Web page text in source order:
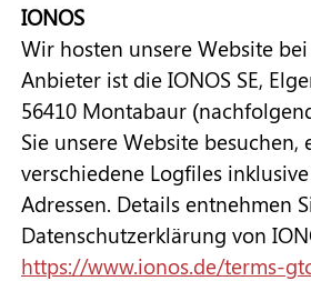
IONOS
Wir hosten unsere Website bei
Anbieter ist die IONOS SE,
56410 Montabaur
Sie unsere Website besuchen,
verschiedene Logfiles
Adressen. Details entnehmen
Datenschutzerklärung von
https://www.ionos.de/terms-